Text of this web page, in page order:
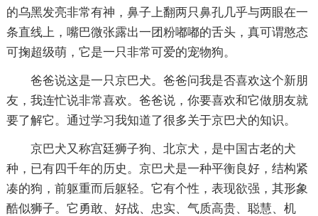
的乌黑发亮非常有神，鼻子上翻两只鼻孔几乎与两眼在一
条直线上，嘴巴微张露出一团粉嘟嘟的舌头，真可谓憨态
可掬超级萌，它是一只非常可爱的宠物狗。
爸爸说这是一只京巴犬。爸爸问我是否喜欢这个新朋
友，我连忙说非常喜欢。爸爸说，你要喜欢和它做朋友就
要了解它。通过学习我知道了很多关于京巴犬的知识。
京巴犬又称宫廷狮子狗、北京犬，是中国古老的犬
种，已有四千年的历史。京巴犬是一种平衡良好，结构紧
凑的狗，前躯重而后躯轻。它有个性，表现欲强，其形象
酷似狮子。它勇敢、好战、忠实、气质高贵、聪慧、机